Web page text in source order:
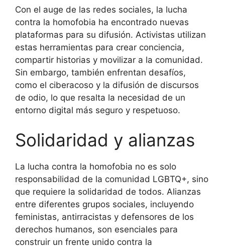
Con el auge de las redes sociales, la lucha
contra la homofobia ha encontrado nuevas
plataformas para su difusión. Activistas utilizan
estas herramientas para crear conciencia,
compartir historias y movilizar a la comunidad.
Sin embargo, también enfrentan desafíos,
como el ciberacoso y la difusión de discursos
de odio, lo que resalta la necesidad de un
entorno digital más seguro y respetuoso.
Solidaridad y alianzas
La lucha contra la homofobia no es solo
responsabilidad de la comunidad LGBTQ+, sino
que requiere la solidaridad de todos. Alianzas
entre diferentes grupos sociales, incluyendo
feministas, antirracistas y defensores de los
derechos humanos, son esenciales para
construir un frente unido contra la